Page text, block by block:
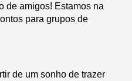
de amigos! Estamos na
para grupos de
de um sonho de trazer